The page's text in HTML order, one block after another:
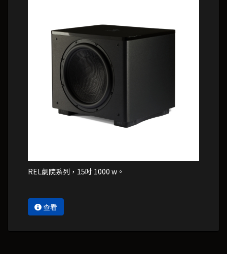
REL劇院系列，15吋 1000 w。
查看